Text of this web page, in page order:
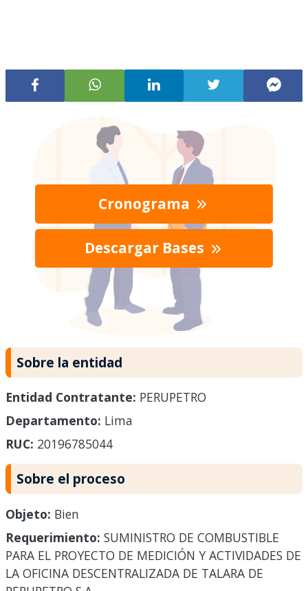
Cronograma
Descargar Bases
Sobre la entidad
Entidad Contratante: PERUPETRO
Departamento: Lima
RUC: 20196785044
Sobre el proceso
Objeto: Bien
Requerimiento: SUMINISTRO DE COMBUSTIBLE
PARA EL PROYECTO DE MEDICIÓN Y ACTIVIDADES DE
LA OFICINA DESCENTRALIZADA DE TALARA DE